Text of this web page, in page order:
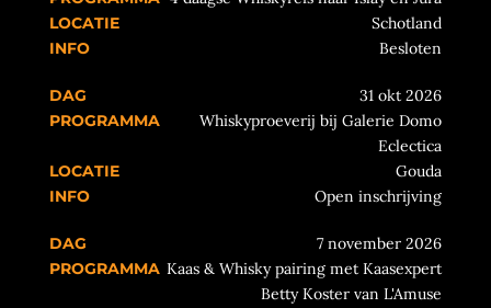
Schotland
Besloten
31 okt 2026
Whiskyproeverij bij Galerie Domo
Eclectica
Gouda
Open inschrijving
7 november 2026
Kaas & Whisky pairing met Kaasexpert
Betty Koster van L'Amuse